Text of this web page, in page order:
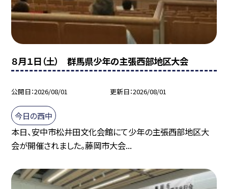
８月１日（土） 群馬県少年の主張西部地区大会
公開日 2026/08/01 更新日 2026/08/01
今日の西中
本日、安中市松井田文化会館にて少年の主張西部地区大
会が開催されました。藤岡市大会...